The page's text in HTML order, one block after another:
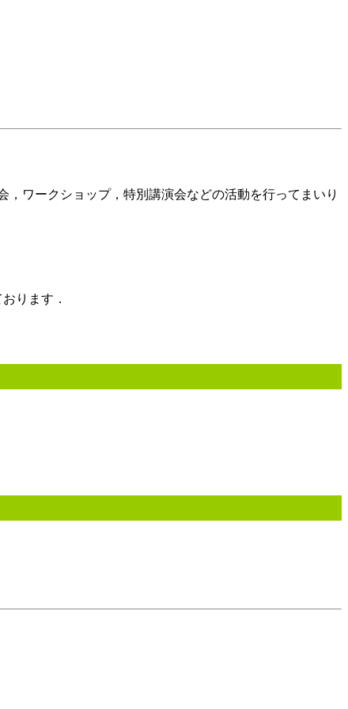
ワークショップ，特別講演会などの活動を行ってまいり
ります．